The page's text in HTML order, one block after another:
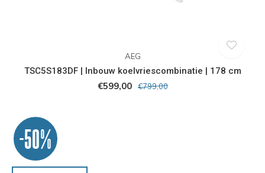
AEG
TSC5S183DF | Inbouw koelvriescombinatie | 178 cm
€599,00 €799,00
-50%